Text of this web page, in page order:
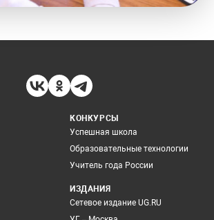
КОНКУРСЫ
Успешная школа
Образовательные технологии
Учитель года России
ИЗДАНИЯ
Сетевое издание UG.RU